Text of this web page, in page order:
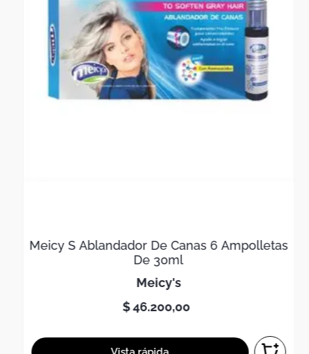
Meicy S Ablandador De Canas 6 Ampolletas
De 30ml
meicy's
$46.200,00